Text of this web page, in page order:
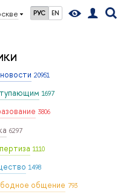
РУС EN
20951
1697
3806
6297
1110
1498
общение 793